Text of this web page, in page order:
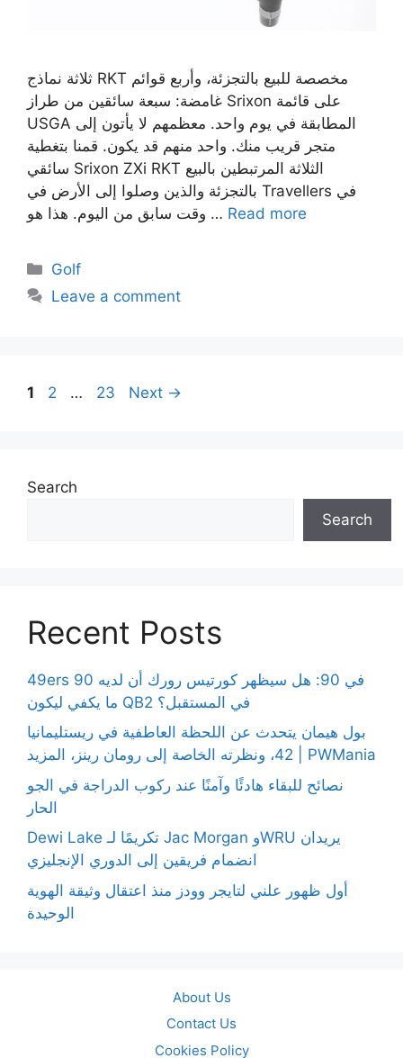
ثلاثة نماذج RKT مخصصة للبيع بالتجزئة، وأربع قوائم
غامضة: سبعة سائقين من طراز Srixon على قائمة
USGA المطابقة في يوم واحد. معظمهم لا يأتون إلى
متجر قريب منك. واحد منهم قد يكون. قمنا بتغطية
سائقي Srixon ZXi RKT الثلاثة المرتبطين بالبيع
بالتجزئة والذين وصلوا إلى الأرض في Travellers في
وقت سابق من اليوم. هذا هو … Read more
Categories
Golf
Leave a comment
Page
1 Page
2 … Page
23 Next →
Search
Search
Recent Posts
49ers 90 في 90: هل سيظهر كورتيس رورك أن لديه
ما يكفي ليكون QB2 في المستقبل؟
بول هيمان يتحدث عن اللحظة العاطفية في ريستليمانيا
42، ونظرته الخاصة إلى رومان رينز، المزيد | PWMania
نصائح للبقاء هادئًا وآمنًا عند ركوب الدراجة في الجو
الحار
Dewi Lake تكريمًا لـ Jac Morgan وWRU يريدان
انضمام فريقين إلى الدوري الإنجليزي
أول ظهور علني لتايجر وودز منذ اعتقال وثيقة الهوية
الوحيدة
About Us
Contact Us
Cookies Policy